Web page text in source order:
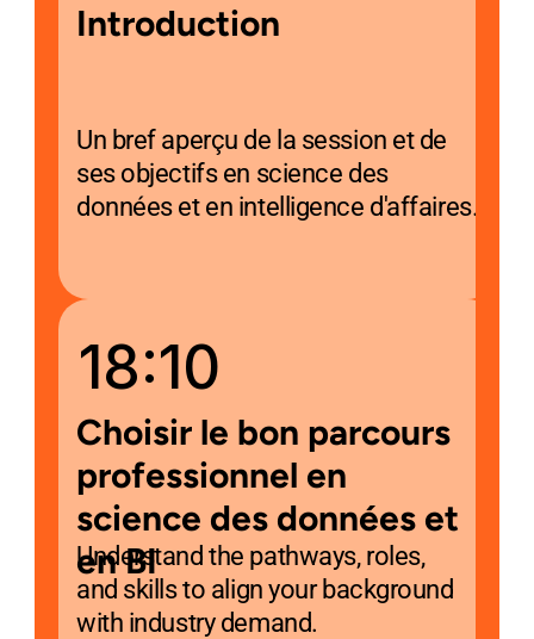
Introduction
Un bref aperçu de la session et de
ses objectifs en science des
données et en intelligence d'affaires.
Choisir le bon parcours
professionnel en
science des données et
en BI
18:10
Understand the pathways, roles,
and skills to align your background
with industry demand.